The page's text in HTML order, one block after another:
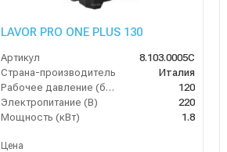
LAVOR PRO ONE PLUS 130
Артикул
8.103.0005C
Страна-производитель
Италия
Рабочее давление (бар)
120
Электропитание (В)
220
Мощность (кВт)
1.8
Цена